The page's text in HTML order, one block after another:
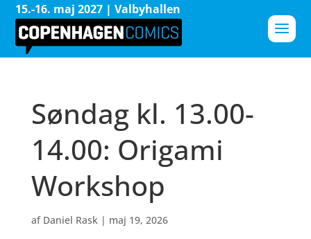
15.-16. maj 2027 | Valbyhallen
Søndag kl. 13.00-
14.00: Origami
Workshop
af Daniel Rask| maj 19, 2026